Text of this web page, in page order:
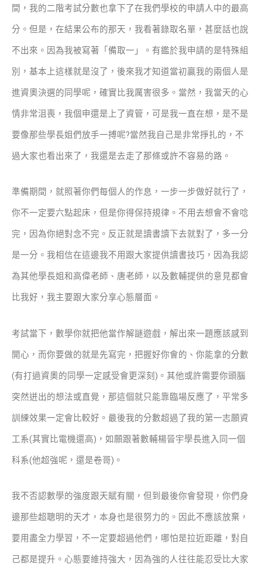
間，我的二階考試分數也拿下了在我們學校的申請人中的最高
分。但是，在結果公布的那天，我看著錄取名單，甚麼話也說
不出來。因為我被寫著「備取一」。有鑑於我申請的是特殊組
別，基本上這樣就是沒了，後來我才知道當初贏我的兩個人是
進資奧決選的同學呢，確實比我厲害很多。當然，我當天的心
情非常沮喪，我個申還是上了資管，可是我一直在想，是不是
要像那些學長姐們放手一搏呢?當然我自己是非常掙扎的，不
過大家也看出來了，我還是去走了那條或許不容易的路。
準備期間，就照著你們每個人的作息，一步一步做好就行了，
你不一定要六點起床，但是你得保持規律。不用去想會不會唸
完，因為你絕對念不完。反正就是讀書讀下去就對了，多一分
是一分。我相信在這邊我不用跟大家提供讀書技巧，因為我認
為其他學長姐和高偉老師、唐老師，以及數輔提供的意見都會
比我好，我主要跟大家分享心態層面。
考試當下，數學你就把他當作解謎遊戲，解出來一題應該感到
開心，而你要做的就是先寫完，把握好你會的、你能拿的分數
(有打過資奧的同學一定感受會更深刻)。其他或許需要你頭腦
突然迸出的想法或直覺，那這個就只能靠臨場反應了，平常多
訓練效果一定會比較好。最後我的分數超過了我的第一志願資
工系(其實比電機還高)，如願跟著數輔楊晉宇學長進入同一個
科系(他超強呢，還是卷哥)。
我不否認數學的強度跟天賦有關，但到最後你會發現，你們身
邊那些超聰明的天才，本身也是很努力的。因此不應該放棄，
要用盡全力學習，不一定要超過他們，哪怕是拉近距離，對自
己都是提升。心態要維持強大，因為強的人往往能忍受比大家